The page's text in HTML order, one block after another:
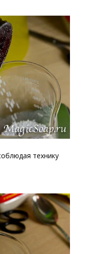
технику